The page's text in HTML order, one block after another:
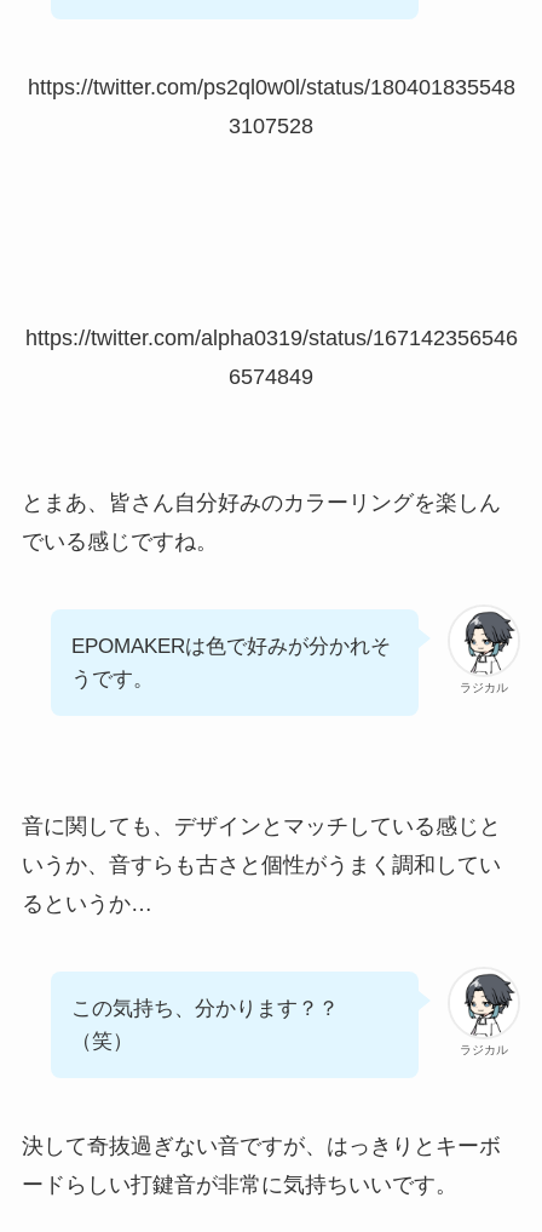
https://twitter.com/ps2ql0w0l/status/180401835548
3107528
https://twitter.com/alpha0319/status/167142356546
6574849
とまあ、皆さん自分好みのカラーリングを楽しん
でいる感じですね。
ラジカル
EPOMAKERは色で好みが分かれそ
うです。
音に関しても、デザインとマッチしている感じと
いうか、音すらも古さと個性がうまく調和してい
るというか…
ラジカル
この気持ち、分かります？？
（笑）
決して奇抜過ぎない音ですが、はっきりとキーボ
ードらしい打鍵音が非常に気持ちいいです。